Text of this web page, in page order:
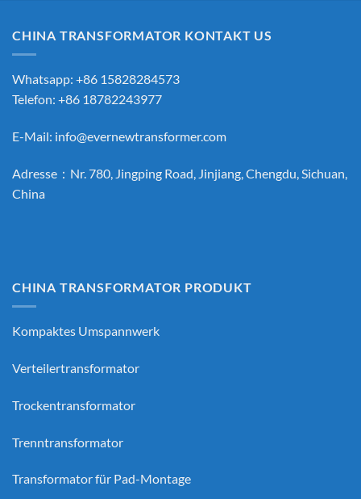
CHINA TRANSFORMATOR KONTAKT US
Whatsapp: +86 15828284573
Telefon: +86 18782243977
E-Mail: info@evernewtransformer.com
Adresse：Nr. 780, Jingping Road, Jinjiang, Chengdu, Sichuan,
China
CHINA TRANSFORMATOR PRODUKT
Kompaktes Umspannwerk
Verteilertransformator
Trockentransformator
Trenntransformator
Transformator für Pad-Montage